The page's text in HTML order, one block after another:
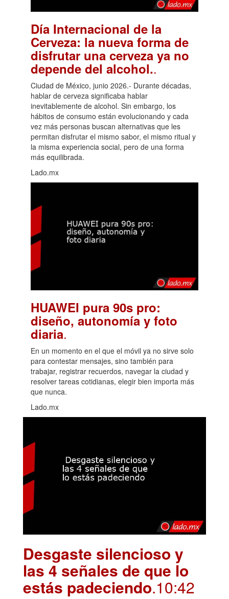
Día Internacional de la
Cerveza: la nueva forma de
disfrutar una cerveza ya no
depende del alcohol..
Ciudad de México, junio 2026.- Durante décadas,
hablar de cerveza significaba hablar
inevitablemente de alcohol. Sin embargo, los
hábitos de consumo están evolucionando y cada
vez más personas buscan alternativas que les
permitan disfrutar el mismo sabor, el mismo ritual y
la misma experiencia social, pero de una forma
más equilibrada.
Lado.mx
HUAWEI pura 90s pro:
diseño, autonomía y foto
diaria.
En un momento en el que el móvil ya no sirve solo
para contestar mensajes, sino también para
trabajar, registrar recuerdos, navegar la ciudad y
resolver tareas cotidianas, elegir bien importa más
que nunca.
Lado.mx
Desgaste silencioso y
las 4 señales de que lo
estás padeciendo.10:42